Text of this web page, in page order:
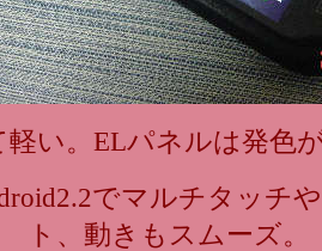
軽い。ELパネルは発色
でマルチタッチ
ト、動きもスムーズ。